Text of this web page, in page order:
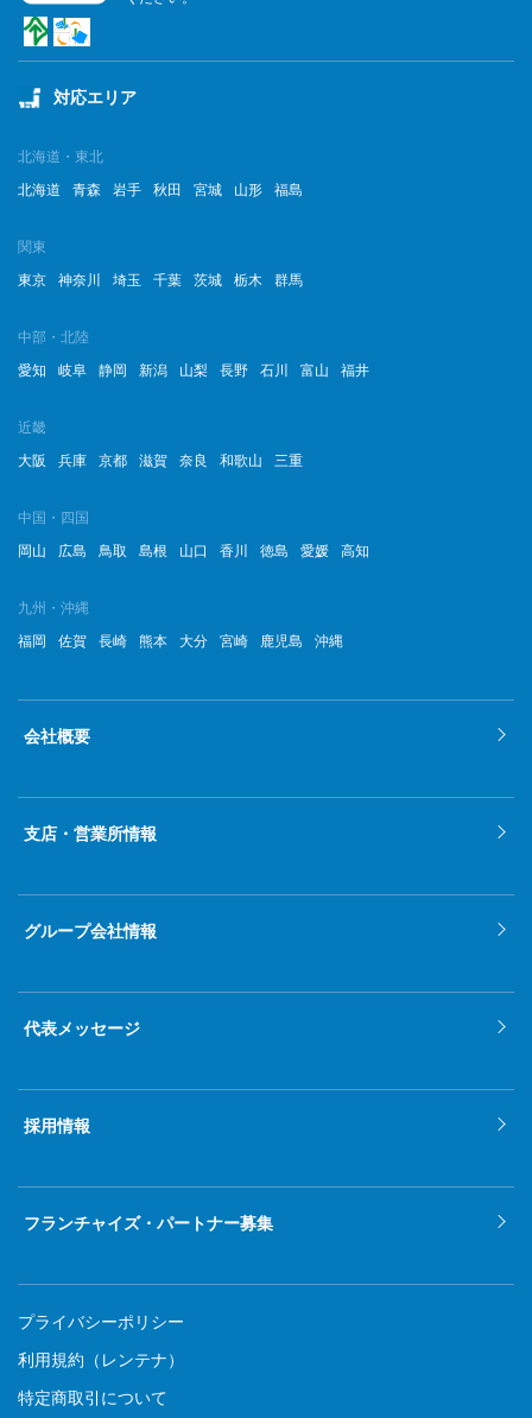
対応エリア
北海道・東北
北海道
青森 岩手 秋田 宮城 山形 福島
関東
東京
神奈川 埼玉 千葉 茨城 栃木 群馬
中部・北陸
愛知
岐阜 静岡 新潟 山梨 長野 石川 富山 福井
近畿
大阪
兵庫 京都 滋賀 奈良 和歌山 三重
中国・四国
岡山
広島 鳥取 島根 山口 香川 徳島 愛媛 高知
九州・沖縄
福岡
佐賀 長崎 熊本 大分 宮崎 鹿児島 沖縄
会社概要
支店・営業所情報
グループ会社情報
代表メッセージ
採用情報
フランチャイズ・パートナー募集
プライバシーポリシー
利用規約（レンテナ）
特定商取引について